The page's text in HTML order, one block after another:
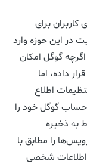
برای
در این حوزه وارد
اگرچه گوگل امکان
داده، اما
اطلاع
حساب گوگل خود را
به ذخیره
را مطابق با
اطلاعات شخصی